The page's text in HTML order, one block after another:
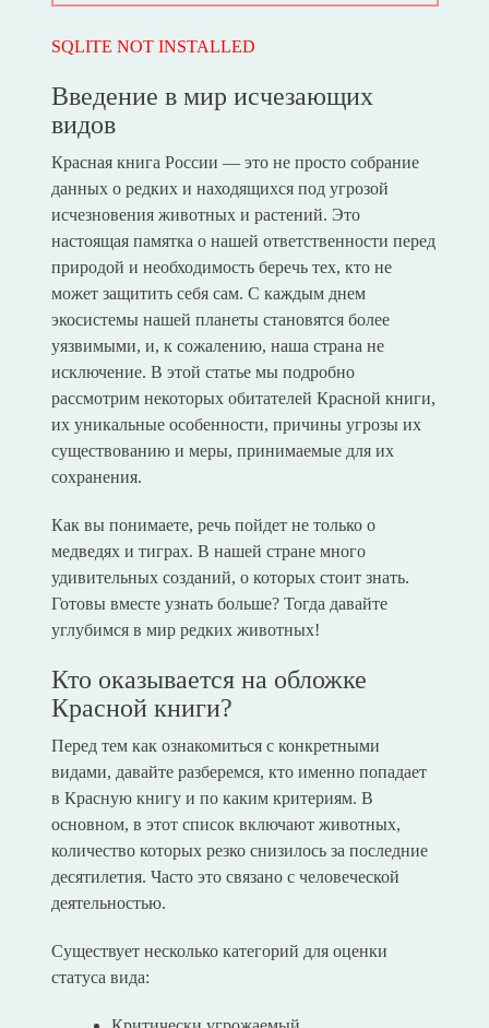
SQLITE NOT INSTALLED
Введение в мир исчезающих
видов
Красная книга России — это не просто собрание
данных о редких и находящихся под угрозой
исчезновения животных и растений. Это
настоящая памятка о нашей ответственности перед
природой и необходимость беречь тех, кто не
может защитить себя сам. С каждым днем
экосистемы нашей планеты становятся более
уязвимыми, и, к сожалению, наша страна не
исключение. В этой статье мы подробно
рассмотрим некоторых обитателей Красной книги,
их уникальные особенности, причины угрозы их
существованию и меры, принимаемые для их
сохранения.
Как вы понимаете, речь пойдет не только о
медведях и тиграх. В нашей стране много
удивительных созданий, о которых стоит знать.
Готовы вместе узнать больше? Тогда давайте
углубимся в мир редких животных!
Кто оказывается на обложке
Красной книги?
Перед тем как ознакомиться с конкретными
видами, давайте разберемся, кто именно попадает
в Красную книгу и по каким критериям. В
основном, в этот список включают животных,
количество которых резко снизилось за последние
десятилетия. Часто это связано с человеческой
деятельностью.
Существует несколько категорий для оценки
статуса вида: